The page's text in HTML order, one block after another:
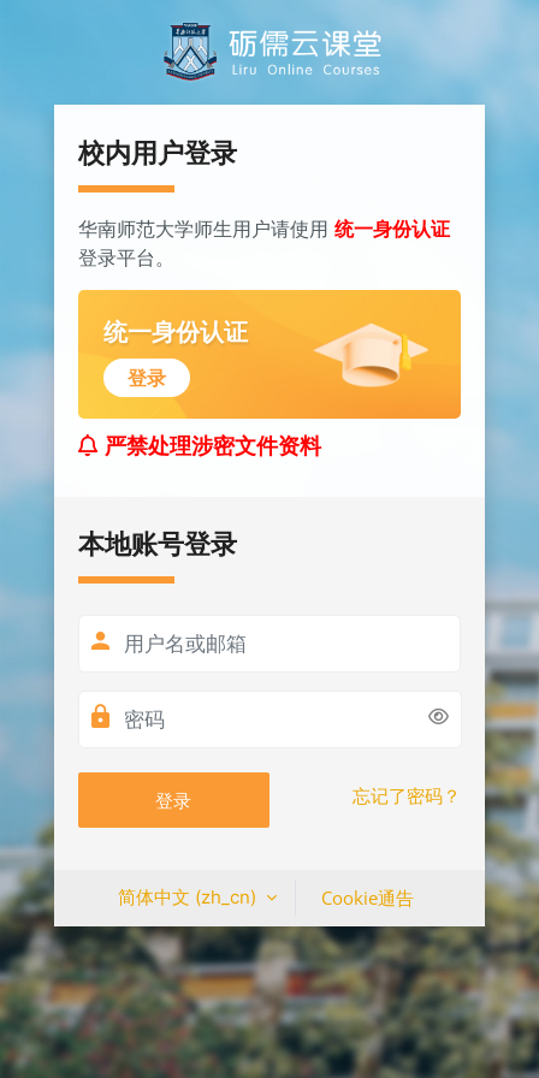
校内用户登录
华南师范大学师生用户请使用 统一身份认证
登录平台。
统一身份认证
登录
严禁处理涉密文件资料
本地账号登录
登录 忘记了密码？
简体中文 ‎(zh_cn)‎ Cookie通告